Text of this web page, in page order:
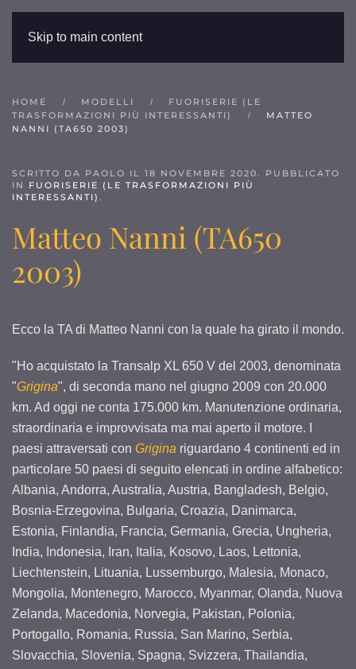
Skip to main content
HOME MODELLI
FUORISERIE (LE
TRASFORMAZIONI PIÙ INTERESSANTI)
MATTEO
NANNI (TA650 2003)
SCRITTO DA PAOLO IL 18 NOVEMBRE 2020. PUBBLICATO
IN FUORISERIE (LE TRASFORMAZIONI PIÙ
INTERESSANTI) .
Matteo Nanni (TA650
2003)
Ecco la TA di Matteo Nanni con la quale ha girato il mondo.
"Ho acquistato la Transalp XL 650 V del 2003, denominata
"Grigina", di seconda mano nel giugno 2009 con 20.000
km. Ad oggi ne conta 175.000 km. Manutenzione ordinaria,
straordinaria e improvvisata ma mai aperto il motore. I
paesi attraversati con Grigina riguardano 4 continenti ed in
particolare 50 paesi di seguito elencati in ordine alfabetico:
Albania, Andorra, Australia, Austria, Bangladesh, Belgio,
Bosnia-Erzegovina, Bulgaria, Croazia, Danimarca,
Estonia, Finlandia, Francia, Germania, Grecia, Ungheria,
India, Indonesia, Iran, Italia, Kosovo, Laos, Lettonia,
Liechtenstein, Lituania, Lussemburgo, Malesia, Monaco,
Mongolia, Montenegro, Marocco, Myanmar, Olanda, Nuova
Zelanda, Macedonia, Norvegia, Pakistan, Polonia,
Portogallo, Romania, Russia, San Marino, Serbia,
Slovacchia, Slovenia, Spagna, Svizzera, Thailandia,